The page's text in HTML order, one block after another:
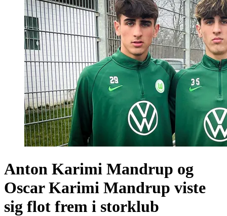
Anton Karimi Mandrup og
Oscar Karimi Mandrup viste
sig flot frem i storklub